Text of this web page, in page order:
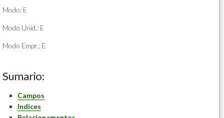
Modo: E
Modo Unid.: E
Modo Empr.: E
Sumario:
Campos
Indices